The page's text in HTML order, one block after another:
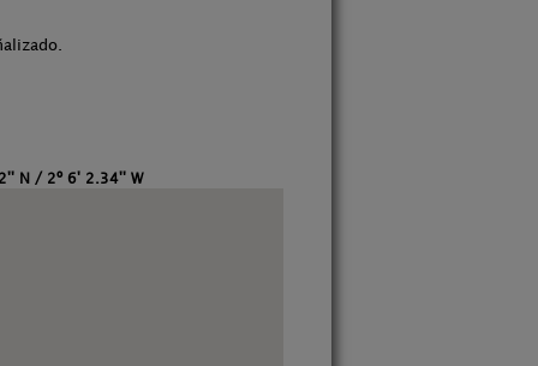
N / 2º 6' 2.34'' W